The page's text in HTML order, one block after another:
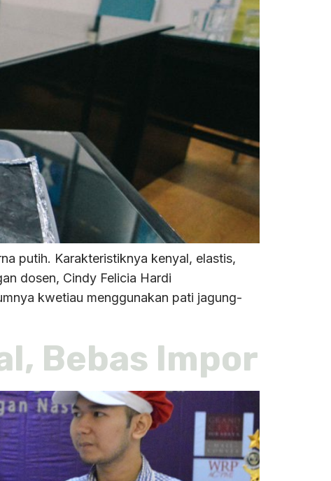
putih. Karakteristiknya kenyal, elastis,
dosen, Cindy Felicia Hardi
kwetiau menggunakan pati jagung-
Bebas Impor